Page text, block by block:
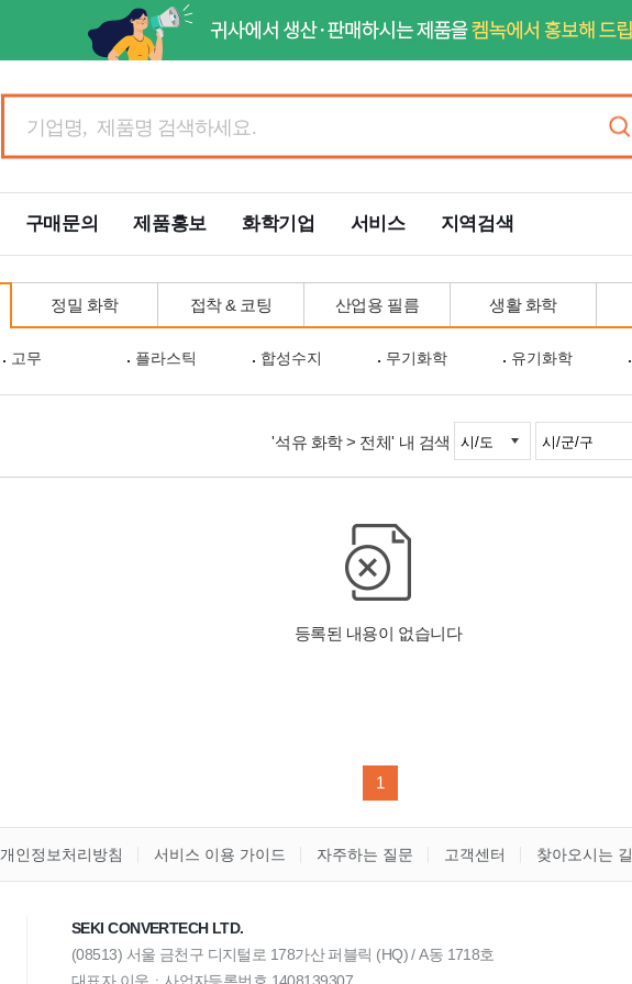
구매문의 제품홍보 화학기업 서비스 지역검색
정밀 화학 접착 & 코팅 산업용 필름 생활 화학
고무 플라스틱 합성수지 무기화학 유기화학
'석유 화학 > 전체' 내 검색
1
개인정보처리방침 서비스 이용 가이드 자주하는 질문 고객센터 찾아오시는 길
SEKI CONVERTECH LTD.
(08513) 서울 금천구 디지털로 178가산 퍼블릭 (HQ) / A동 1718호